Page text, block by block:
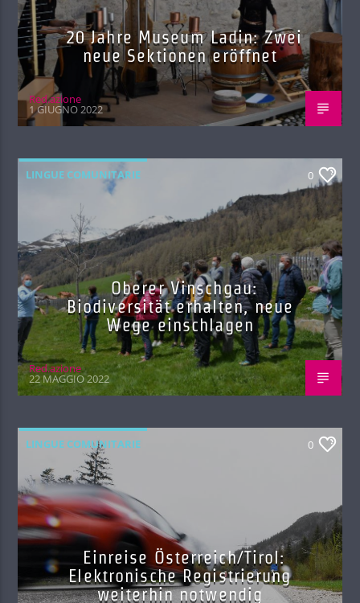
20 Jahre Museum Ladin: Zwei
neue Sektionen eröffnet
Red.azione
1 GIUGNO 2022
LINGUE COMUNITARIE 0
Oberer Vinschgau:
Biodiversität erhalten, neue
Wege einschlagen
Red.azione
22 MAGGIO 2022
LINGUE COMUNITARIE 0
Einreise Österreich/Tirol:
Elektronische Registrierung
weiterhin notwendig